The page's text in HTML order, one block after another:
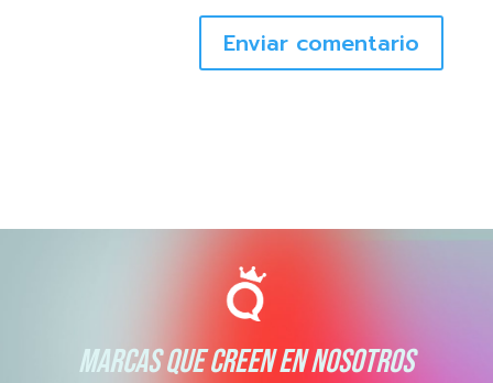
Enviar comentario
MARCAS QUE CREEN EN NOSOTROS